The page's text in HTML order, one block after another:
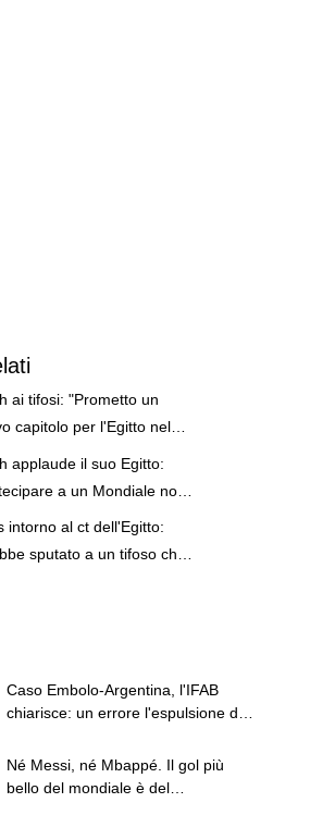
ai tifosi: "Prometto un
capitolo per l'Egitto nel
applaude il suo Egitto:
a un Mondiale non
essere il traguardo
intorno al ct dell'Egitto:
sputato a un tifoso che
Caso Embolo-Argentina, l'IFAB
chiarisce: un errore l'espulsione del
Né Messi, né Mbappé. Il gol più
bello del mondiale è del